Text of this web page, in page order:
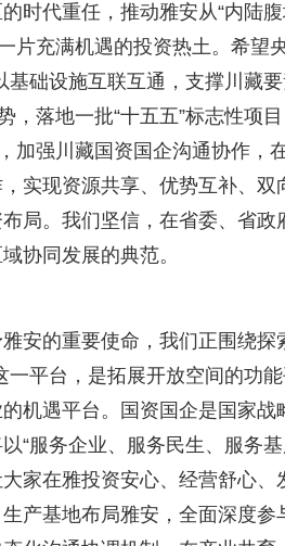
代重任，推动雅安从“内陆腹
片充满机遇的投资热土。希望
础设施互联互通，支撑川藏
，落地一批“十五五”标志性项
加强川藏国资国企沟通协作，
实现资源共享、优势互补、双
局。我们坚信，在省委、省政
协同发展的典范。
安的重要使命，我们正围绕探
平台，是拓展开放空间的功
机遇平台。国资国企是国家战
“服务企业、服务民生、服务基
家在雅投资安心、经营舒心、
产基地布局雅安，全面深度参